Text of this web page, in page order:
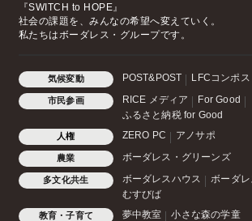
『SWITCH to HOPE』
社会の課題を、みんなの希望へ変えていく。
私たちはボーダレス・グループです。
気候変動 POST&POST LFCコンポス
市民参画 RICE メディア
For Good
ふるさと納税 for Good
人権 ZERO PC アノサポ
農業 ボーダレス・グリーンズ
多文化共生 ボーダレスハウス
ボーダレ
むすびば
教育・子育て 夢中教室 小さな森の学童